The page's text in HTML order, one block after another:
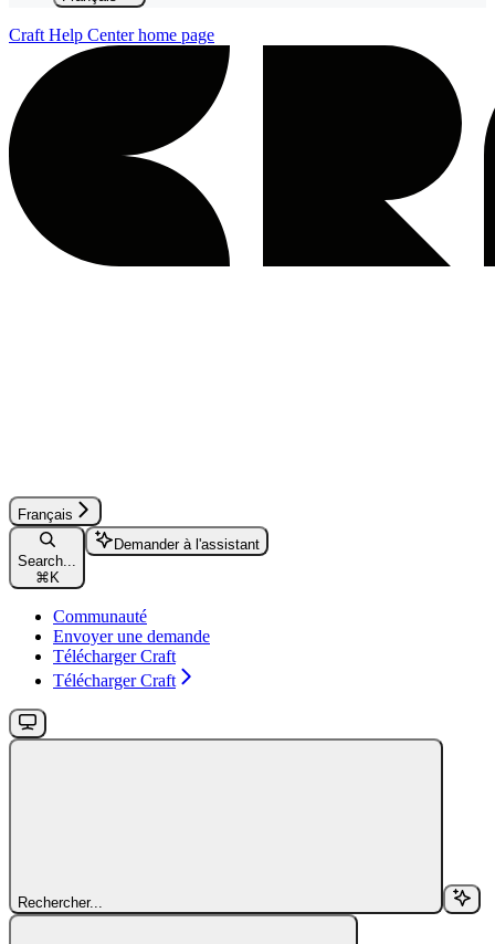
Craft Help Centerhome page
Français
Search...
⌘ K
Demander à l'assistant
Communauté
Envoyer une demande
Télécharger Craft
Télécharger Craft
Rechercher...